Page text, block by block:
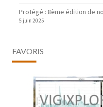
Protégé : 8ème édition de
5 juin 2025
FAVORIS